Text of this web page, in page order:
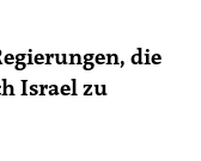
die
Israel zu